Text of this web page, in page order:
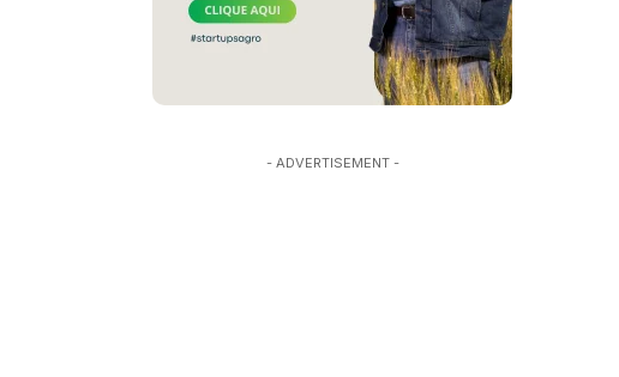
- ADVERTISEMENT -